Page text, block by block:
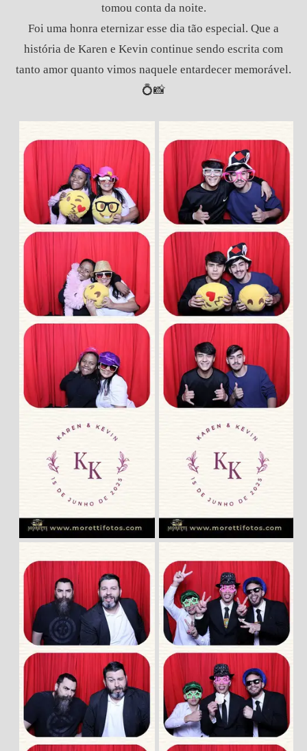
tomou conta da noite.
Foi uma honra eternizar esse dia tão especial. Que a
história de Karen e Kevin continue sendo escrita com
tanto amor quanto vimos naquele entardecer memorável.
💍📸